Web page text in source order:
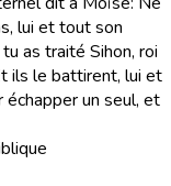
lui et tout son
as traité Sihon, roi
ils le battirent, lui et
un seul, et